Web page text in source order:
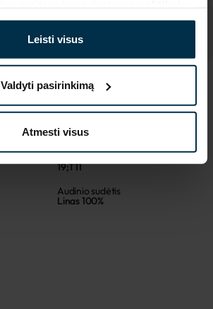
Leisti visus
Valdyti pasirinkimą
Atmesti visus
600447PO
Koloristika
19;T11
Audinio sudėtis
Linas 100%